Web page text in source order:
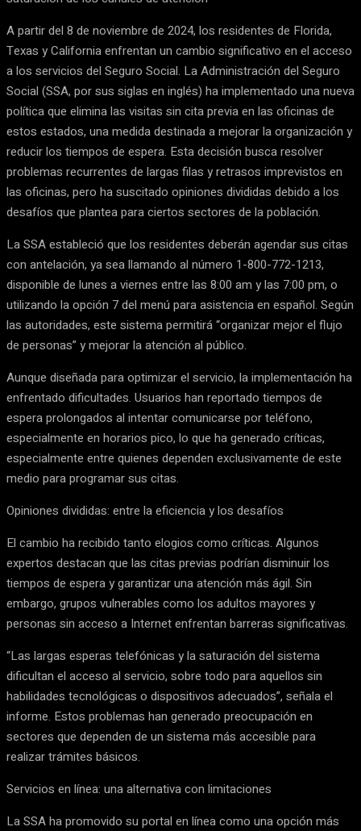
A partir del 8 de noviembre de 2024, los residentes de Florida,
Texas y California enfrentan un cambio significativo en el acceso
a los servicios del Seguro Social. La Administración del Seguro
Social (SSA, por sus siglas en inglés) ha implementado una nueva
política que elimina las visitas sin cita previa en las oficinas de
estos estados, una medida destinada a mejorar la organización y
reducir los tiempos de espera. Esta decisión busca resolver
problemas recurrentes de largas filas y retrasos imprevistos en
las oficinas, pero ha suscitado opiniones divididas debido a los
desafíos que plantea para ciertos sectores de la población.
La SSA estableció que los residentes deberán agendar sus citas
con antelación, ya sea llamando al número 1-800-772-1213,
disponible de lunes a viernes entre las 8:00 am y las 7:00 pm, o
utilizando la opción 7 del menú para asistencia en español. Según
las autoridades, este sistema permitirá “organizar mejor el flujo
de personas” y mejorar la atención al público.
Aunque diseñada para optimizar el servicio, la implementación ha
enfrentado dificultades. Usuarios han reportado tiempos de
espera prolongados al intentar comunicarse por teléfono,
especialmente en horarios pico, lo que ha generado críticas,
especialmente entre quienes dependen exclusivamente de este
medio para programar sus citas.
Opiniones divididas: entre la eficiencia y los desafíos
El cambio ha recibido tanto elogios como críticas. Algunos
expertos destacan que las citas previas podrían disminuir los
tiempos de espera y garantizar una atención más ágil. Sin
embargo, grupos vulnerables como los adultos mayores y
personas sin acceso a Internet enfrentan barreras significativas.
“Las largas esperas telefónicas y la saturación del sistema
dificultan el acceso al servicio, sobre todo para aquellos sin
habilidades tecnológicas o dispositivos adecuados”, señala el
informe. Estos problemas han generado preocupación en
sectores que dependen de un sistema más accesible para
realizar trámites básicos.
Servicios en línea: una alternativa con limitaciones
La SSA ha promovido su portal en línea como una opción más